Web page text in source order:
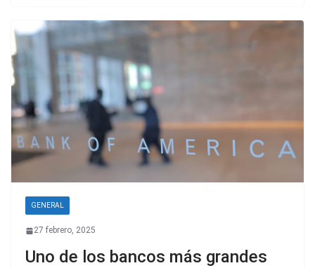
GENERAL
27 febrero, 2025
Uno de los bancos más grandes